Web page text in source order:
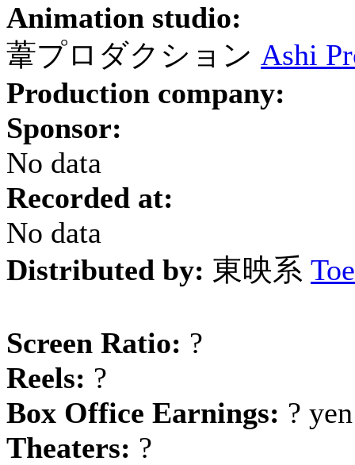
Animation studio:
葦プロダクション Ashi
Production company:
Sponsor:
No data
Recorded at:
No data
Distributed by: 東映系
Screen Ratio: ?
Reels: ?
Box Office Earnings: ? yen
Theaters: ?